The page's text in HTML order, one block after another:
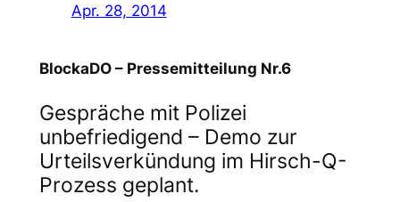
Apr. 28, 2014
BlockaDO – Pressemitteilung Nr.6
Gespräche mit Polizei
unbefriedigend – Demo zur
Urteilsverkündung im Hirsch-Q-
Prozess geplant.